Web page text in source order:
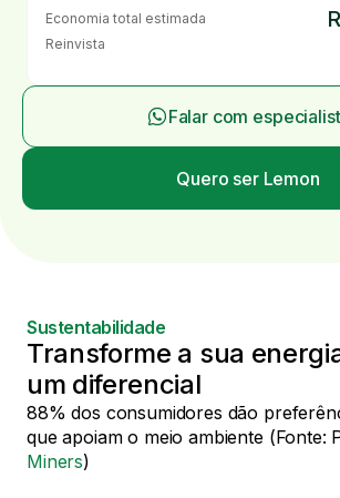
Economia total estimada
Reinvista
Falar com
Quero ser Lemon
Sustentabilidade
Transforme a sua
um diferencial
88% dos consumidores dão
que apoiam o meio ambiente (Fonte:
Miners)